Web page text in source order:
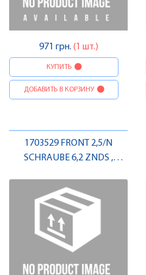
971 грн. (1 шт.)
КУПИТЬ
ДОБАВИТЬ В КОРЗИНУ
1703529 FRONT 2,5/N
SCHRAUBE 6,2 ZNDS ,